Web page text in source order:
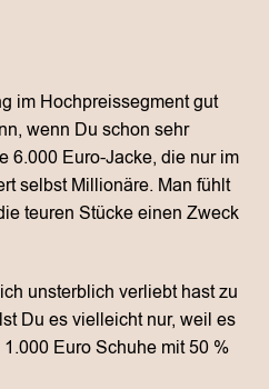
im Hochpreissegment gut
wenn Du schon sehr
6.000 Euro-Jacke, die nur im
selbst Millionäre. Man fühlt
teuren Stücke einen Zweck
unsterblich verliebt hast zu
Du es vielleicht nur, weil es
Euro Schuhe mit 50 %